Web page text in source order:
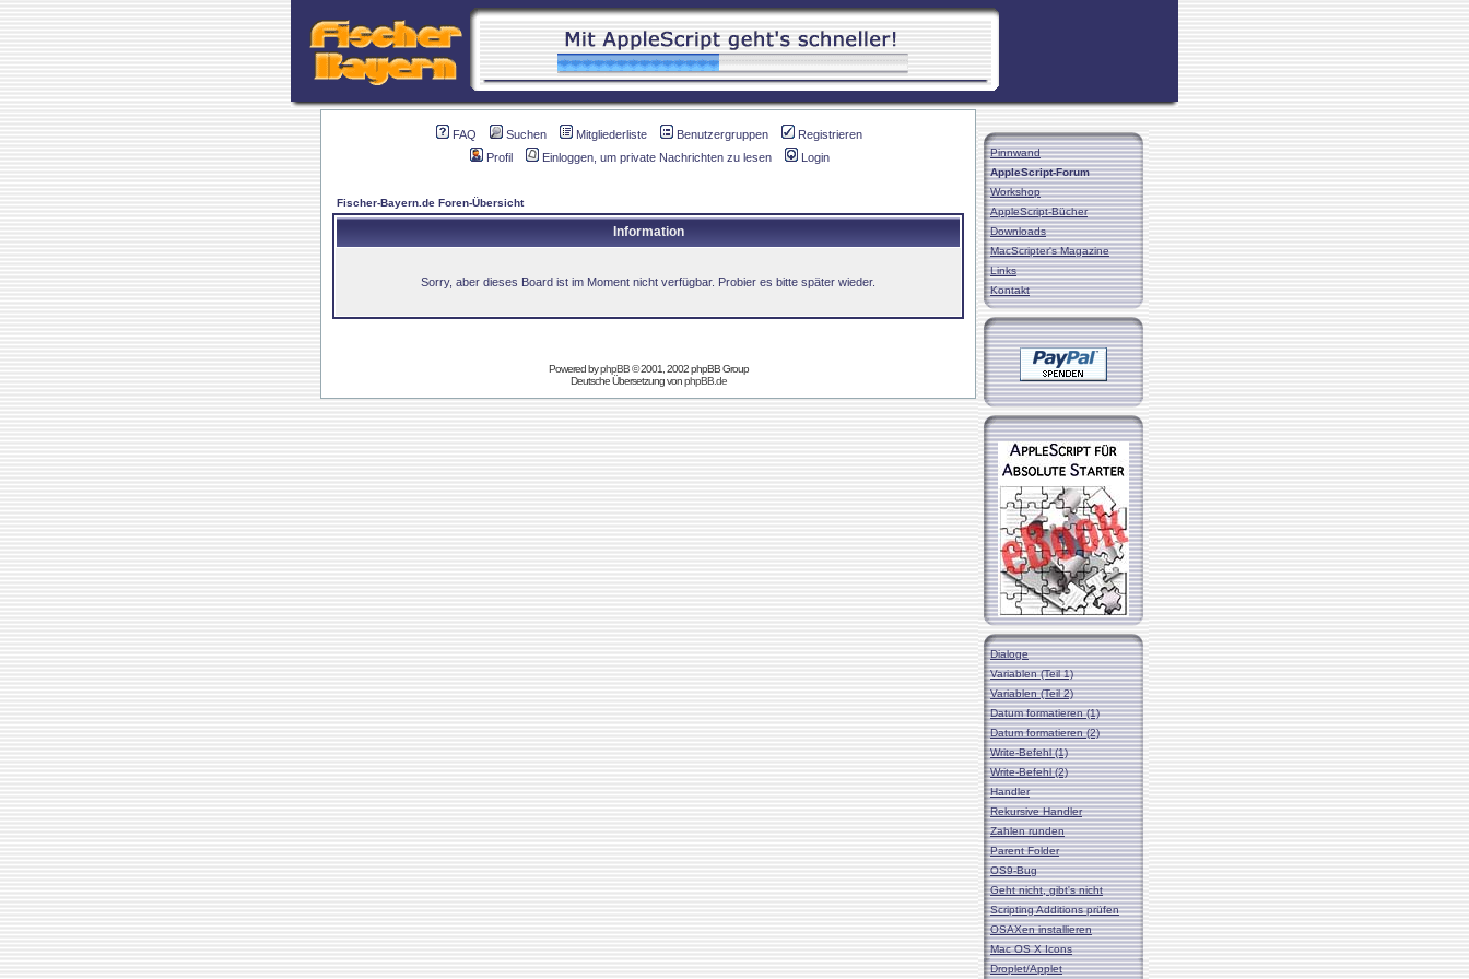
FAQ Suchen Mitgliederliste Benutzergruppen
Registrieren
Profil
Einloggen, um private Nachrichten zu lesen Login
Fischer-Bayern.de Foren-Übersicht
Information
Sorry, aber dieses Board ist im Moment nicht verfügbar. Probier es bitte später wieder.
Powered byphpBB© 2001, 2002 phpBB Group
Deutsche Übersetzung vonphpBB.de
Pinnwand
AppleScript-Forum
Workshop
AppleScript-Bücher
Downloads
MacScripter's Magazine
Links
Kontakt
Dialoge
Variablen (Teil 1)
Variablen (Teil 2)
Datum formatieren (1)
Datum formatieren (2)
Write-Befehl (1)
Write-Befehl (2)
Handler
Rekursive Handler
Zahlen runden
Parent Folder
OS9-Bug
Geht nicht, gibt's nicht
Scripting Additions prüfen
OSAXen installieren
Mac OS X Icons
Droplet/Applet